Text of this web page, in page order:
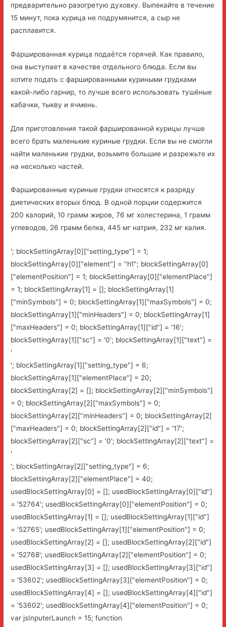
предварительно разогретую духовку. Выпекайте в течение
15 минут, пока курица не подрумянится, а сыр не
расплавится.
Фаршированная курица подаётся горячей. Как правило,
она выступает в качестве отдельного блюда. Если вы
хотите подать с фаршированными куриными грудками
какой-либо гарнир, то лучше всего использовать тушёные
кабачки, тыкву и ячмень.
Для приготовления такой фаршированной курицы лучше
всего брать маленькие куриные грудки. Если вы не смогли
найти маленькие грудки, возьмите большие и разрежьте их
на несколько частей.
Фаршированные куриные грудки относятся к разряду
диетических вторых блюд. В одной порции содержится
200 калорий, 10 грамм жиров, 76 мг холестерина, 1 грамм
углеводов, 26 грамм белка, 445 мг натрия, 232 мг калия.
'; blockSettingArray[0]["setting_type"] = 1;
blockSettingArray[0]["element"] = "h1"; blockSettingArray[0]
["elementPosition"] = 1; blockSettingArray[0]["elementPlace"]
= 1; blockSettingArray[1] = []; blockSettingArray[1]
["minSymbols"] = 0; blockSettingArray[1]["maxSymbols"] = 0;
blockSettingArray[1]["minHeaders"] = 0; blockSettingArray[1]
["maxHeaders"] = 0; blockSettingArray[1]["id"] = '16';
blockSettingArray[1]["sc"] = '0'; blockSettingArray[1]["text"] =
'
'; blockSettingArray[1]["setting_type"] = 6;
blockSettingArray[1]["elementPlace"] = 20;
blockSettingArray[2] = []; blockSettingArray[2]["minSymbols"]
= 0; blockSettingArray[2]["maxSymbols"] = 0;
blockSettingArray[2]["minHeaders"] = 0; blockSettingArray[2]
["maxHeaders"] = 0; blockSettingArray[2]["id"] = '17';
blockSettingArray[2]["sc"] = '0'; blockSettingArray[2]["text"] =
'
'; blockSettingArray[2]["setting_type"] = 6;
blockSettingArray[2]["elementPlace"] = 40;
usedBlockSettingArray[0] = []; usedBlockSettingArray[0]["id"]
= '52764'; usedBlockSettingArray[0]["elementPosition"] = 0;
usedBlockSettingArray[1] = []; usedBlockSettingArray[1]["id"]
= '52765'; usedBlockSettingArray[1]["elementPosition"] = 0;
usedBlockSettingArray[2] = []; usedBlockSettingArray[2]["id"]
= '52768'; usedBlockSettingArray[2]["elementPosition"] = 0;
usedBlockSettingArray[3] = []; usedBlockSettingArray[3]["id"]
= '53602'; usedBlockSettingArray[3]["elementPosition"] = 0;
usedBlockSettingArray[4] = []; usedBlockSettingArray[4]["id"]
= '53602'; usedBlockSettingArray[4]["elementPosition"] = 0;
var jsInputerLaunch = 15; function